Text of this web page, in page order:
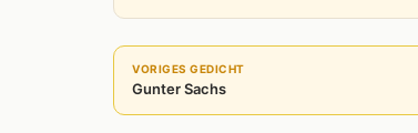
VORIGES GEDICHT
Gunter Sachs